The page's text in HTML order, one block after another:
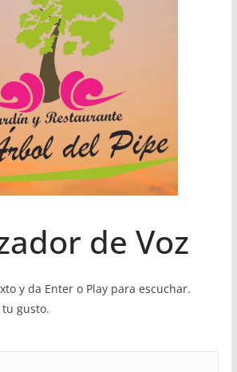
de Voz
y da Enter o Play para escuchar.
tu gusto.